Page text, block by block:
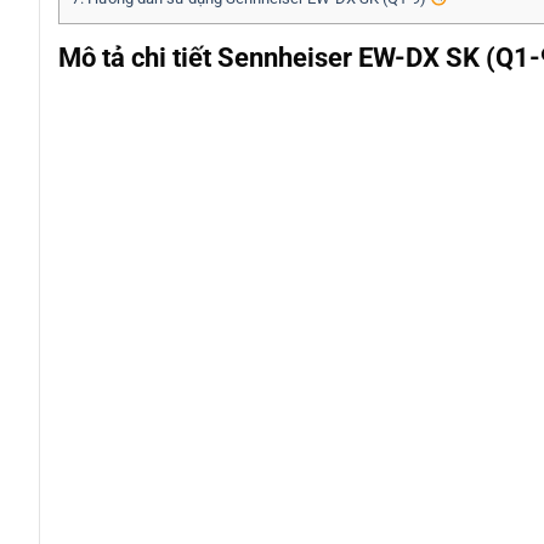
Mô tả chi tiết Sennheiser EW-DX SK